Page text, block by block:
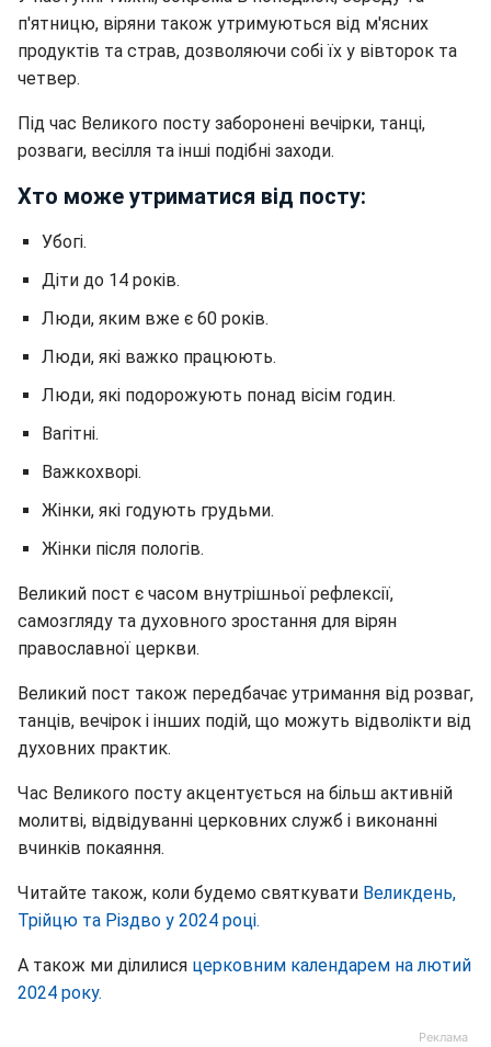
п'ятницю, віряни також утримуються від м'ясних
продуктів та страв, дозволяючи собі їх у вівторок та
четвер.
Під час Великого посту заборонені вечірки, танці,
розваги, весілля та інші подібні заходи.
Хто може утриматися від посту:
Убогі.
Діти до 14 років.
Люди, яким вже є 60 років.
Люди, які важко працюють.
Люди, які подорожують понад вісім годин.
Вагітні.
Важкохворі.
Жінки, які годують грудьми.
Жінки після пологів.
Великий пост є часом внутрішньої рефлексії,
самозгляду та духовного зростання для вірян
православної церкви.
Великий пост також передбачає утримання від розваг,
танців, вечірок і інших подій, що можуть відволікти від
духовних практик.
Час Великого посту акцентується на більш активній
молитві, відвідуванні церковних служб і виконанні
вчинків покаяння.
Читайте також, коли будемо святкувати Великдень,
Трійцю та Різдво у 2024 році.
А також ми ділилися церковним календарем на лютий
2024 року.